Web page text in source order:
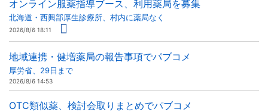
オンライン服薬指導ブース、利用薬局を募集
北海道・西興部厚生診療所、村内に薬局なく
2026/8/6 18:11
地域連携・健増薬局の報告事項でパブコメ
厚労省、29日まで
2026/8/6 14:53
OTC類似薬、検討会取りまとめでパブコメ